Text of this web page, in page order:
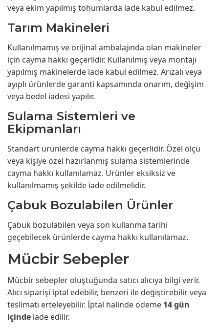
veya ekim yapılmış tohumlarda iade kabul edilmez.
Tarım Makineleri
Kullanılmamış ve orijinal ambalajında olan makineler
için cayma hakkı geçerlidir. Kullanılmış veya montajı
yapılmış makinelerde iade kabul edilmez. Arızalı veya
ayıplı ürünlerde garanti kapsamında onarım, değişim
veya bedel iadesi yapılır.
Sulama Sistemleri ve
Ekipmanları
Standart ürünlerde cayma hakkı geçerlidir. Özel ölçü
veya kişiye özel hazırlanmış sulama sistemlerinde
cayma hakkı kullanılamaz. Ürünler eksiksiz ve
kullanılmamış şekilde iade edilmelidir.
Çabuk Bozulabilen Ürünler
Çabuk bozulabilen veya son kullanma tarihi
geçebilecek ürünlerde cayma hakkı kullanılamaz.
Mücbir Sebepler
Mücbir sebepler oluştuğunda satıcı alıcıya bilgi verir.
Alıcı siparişi iptal edebilir, benzeri ile değiştirebilir veya
teslimatı erteleyebilir. İptal halinde ödeme 14 gün
içinde iade edilir.